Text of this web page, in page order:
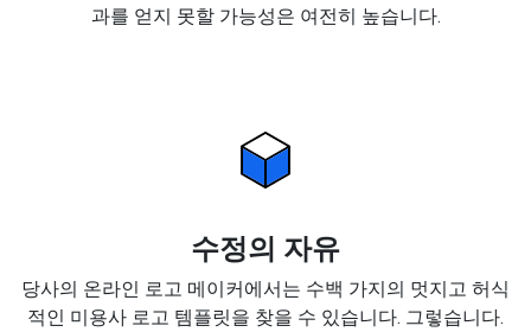
과를 얻지 못할 가능성은 여전히 높습니다.
수정의 자유
당사의 온라인 로고 메이커에서는 수백 가지의 멋지고 허식
적인 미용사 로고 템플릿을 찾을 수 있습니다. 그렇습니다.